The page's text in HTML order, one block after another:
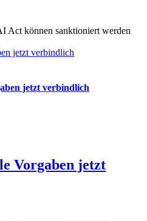
jetzt verbindlich
jetzt verbindlich
Vorgaben jetzt